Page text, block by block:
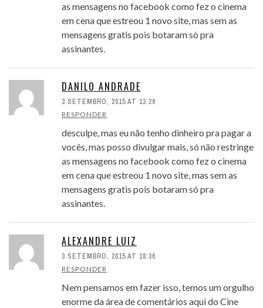
as mensagens no facebook como fez o cinema
em cena que estreou 1 novo site, mas sem as
mensagens gratis pois botaram só pra
assinantes.
DANILO ANDRADE
3 SETEMBRO, 2015 AT 13:29
RESPONDER
desculpe, mas eu não tenho dinheiro pra pagar a
vocês, mas posso divulgar mais, só não restringe
as mensagens no facebook como fez o cinema
em cena que estreou 1 novo site, mas sem as
mensagens gratis pois botaram só pra
assinantes.
ALEXANDRE LUIZ
3 SETEMBRO, 2015 AT 18:36
RESPONDER
Nem pensamos em fazer isso, temos um orgulho
enorme da área de comentários aqui do Cine